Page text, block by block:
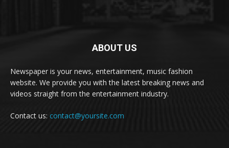
ABOUT US
Newspaper is your news, entertainment, music fashion
website. We provide you with the latest breaking news and
videos straight from the entertainment industry.
Contact us: contact@yoursite.com